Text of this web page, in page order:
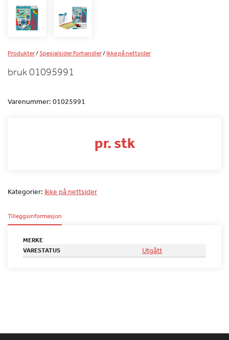
Produkter/Spesialsider Forhandler/Ikke på nettsider
bruk 01095991
Varenummer: 01025991
pr. stk
Kategorier: Ikke på nettsider
Tilleggsinformasjon
MERKE
VARESTATUS
Utgått